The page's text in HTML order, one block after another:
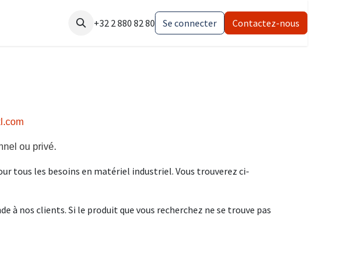
Simulation+32 2 880 82 80 Se connecter Contactez-nous
ou privé.
tous les besoins en matériel industriel. Vous trouverez ci-
à nos clients. Si le produit que vous recherchez ne se trouve pas